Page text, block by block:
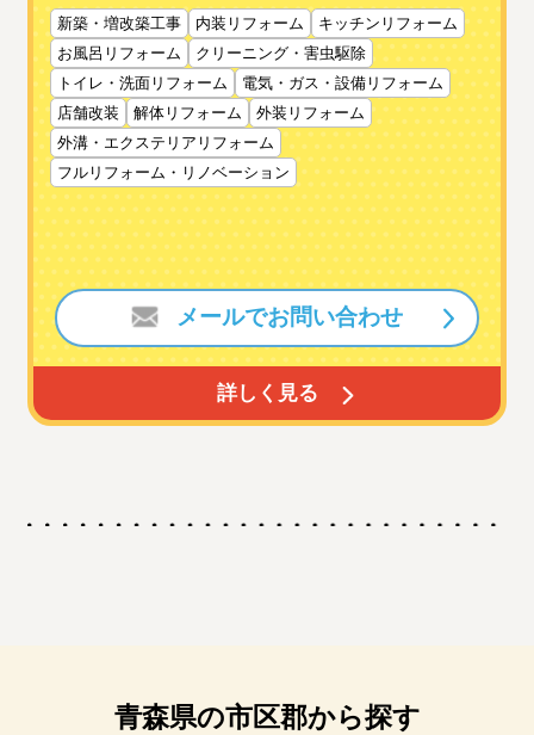
新築・増改築工事 内装リフォーム
キッチンリフォーム
お風呂リフォーム
クリーニング・害虫駆除
トイレ・洗面リフォーム
電気・ガス・設備リフォーム
店舗改装
解体リフォーム
外装リフォーム
外溝・エクステリアリフォーム
フルリフォーム・リノベーション
詳しく見る
メールでお問い合わせ
青森県の市区郡から探す